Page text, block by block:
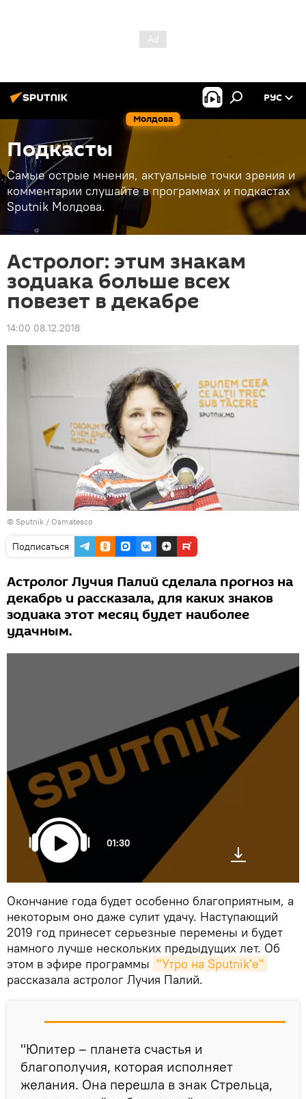
Молдова
РУС
Подкасты
Самые острые мнения, актуальные точки зрения и
комментарии слушайте в программах и подкастах
Sputnik Молдова.
Астролог: этим знакам
зодиака больше всех
повезет в декабре
14:00 08.12.2018
© Sputnik / Osmatesco
Подписаться
Астролог Лучия Палий сделала прогноз на
декабрь и рассказала, для каких знаков
зодиака этот месяц будет наиболее
удачным.
01:30
Окончание года будет особенно благоприятным, а
некоторым оно даже сулит удачу. Наступающий
2019 год принесет серьезные перемены и будет
намного лучше нескольких предыдущих лет. Об
этом в эфире программы "Утро на Sputnik'e"
рассказала астролог Лучия Палий.
"Юпитер – планета счастья и
благополучия, которая исполняет
желания. Она перешла в знак Стрельца,